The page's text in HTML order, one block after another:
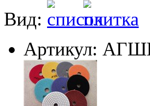
Вид:
Артикул: